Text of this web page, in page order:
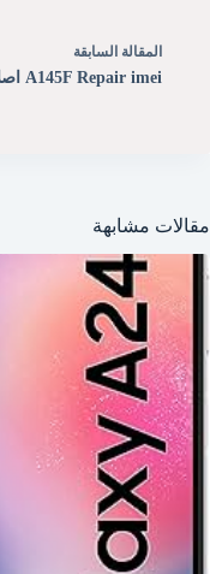
المقالة السابقة
A145F Repair imei اصلاح ايمي بعد تغيير ذاكرة
مقالات مشابهة